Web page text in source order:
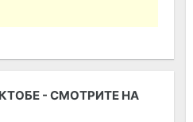
- СМОТРИТЕ НА